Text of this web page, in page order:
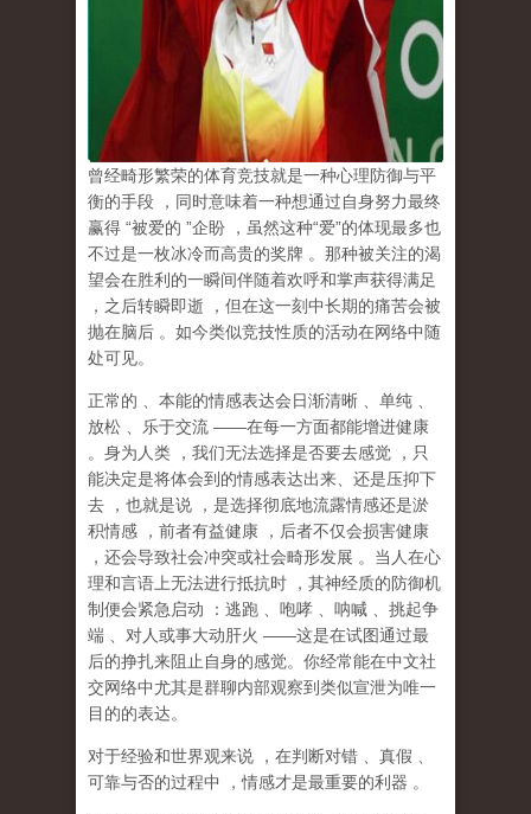
曾经畸形繁荣的体育竞技就是一种心理防御与平
衡的手段
，同时意味着一种想通过自身努力最终
赢得 “被爱的 ”企盼 ，虽然这种“爱”的体现最多也
不过是一枚冰冷而高贵的奖牌 。那种被关注的渴
望会在胜利的一瞬间伴随着欢呼和掌声获得满足
，之后转瞬即逝
，但在这一刻中长期的痛苦会被
抛在脑后 。如今类似竞技性质的活动在网络中随
处可见。
正常的 、本能的情感表达会日渐清晰 、单纯
放松
、乐于交流 ——在每一方面都能增进健康
。身为人类
，我们无法选择是否要去感觉
，只
能决定是将体会到的情感表达出来、还是压抑下
去
，也就是说 ， 是选择彻底地流露情感还是淤
积情感
，前者有益健康
，后者不仅会损害健康
，还会导致社会冲突或社会畸形发展 。当人在心
理和言语上无法进行抵抗时
，其神经质的防御机
制便会紧急启动
：逃跑 、咆哮 、呐喊
、挑起争
端
、对人或事大动肝火 ——这是在试图通过最
后的挣扎来阻止自身的感觉。你经常能在中文社
交网络中尤其是群聊内部观察到类似宣泄为唯一
目的的表达。
对于经验和世界观来说 ，在判断对错 、真假
可靠与否的过程中
，情感才是最重要的利器 。